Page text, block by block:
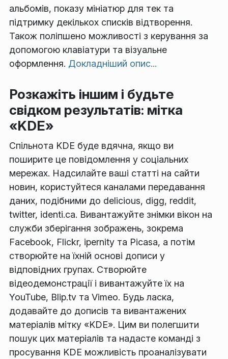
альбомів, показу мініатюр для тек та
підтримку декількох списків відтворення.
Також поліпшено можливості з керування за
допомогою клавіатури та візуальне
оформлення. Докладніший опис...
Розкажіть іншим і будьте
свідком результатів: мітка
«KDE»
Спільнота KDE буде вдячна, якщо ви
поширите це повідомлення у соціальних
мережах. Надсилайте ваші статті на сайти
новин, користуйтеся каналами передавання
даних, подібними до delicious, digg, reddit,
twitter, identi.ca. Вивантажуйте знімки вікон на
служби зберігання зображень, зокрема
Facebook, Flickr, ipernity та Picasa, а потім
створюйте на їхній основі дописи у
відповідних групах. Створюйте
відеодемонстрації і вивантажуйте їх на
YouTube, Blip.tv та Vimeo. Будь ласка,
додавайте до дописів та вивантажених
матеріалів мітку «KDE». Цим ви полегшити
пошук цих матеріалів та надасте команді з
просування KDE можливість проаналізувати